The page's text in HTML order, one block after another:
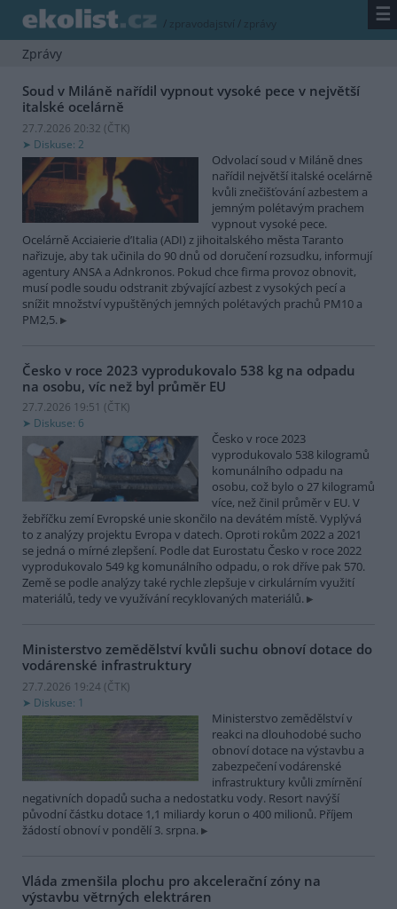
/ zpravodajství / zprávy ☰
Zprávy
Soud v Miláně nařídil vypnout vysoké pece v největší
italské ocelárně
27.7.2026 20:32 (ČTK)
Diskuse: 2
Odvolací soud v Miláně dnes
nařídil největší italské ocelárně
kvůli znečišťování azbestem a
jemným polétavým prachem
vypnout vysoké pece.
Ocelárně Acciaierie d’Italia (ADI) z jihoitalského města Taranto
nařizuje, aby tak učinila do 90 dnů od doručení rozsudku, informují
agentury ANSA a Adnkronos. Pokud chce firma provoz obnovit,
musí podle soudu odstranit zbývající azbest z vysokých pecí a
snížit množství vypuštěných jemných polétavých prachů PM10 a
PM2,5.
Česko v roce 2023 vyprodukovalo 538 kg na odpadu
na osobu, víc než byl průměr EU
27.7.2026 19:51 (ČTK)
Diskuse: 6
Česko v roce 2023
vyprodukovalo 538 kilogramů
komunálního odpadu na
osobu, což bylo o 27 kilogramů
více, než činil průměr v EU. V
žebříčku zemí Evropské unie skončilo na devátém místě. Vyplývá
to z analýzy projektu Evropa v datech. Oproti rokům 2022 a 2021
se jedná o mírné zlepšení. Podle dat Eurostatu Česko v roce 2022
vyprodukovalo 549 kg komunálního odpadu, o rok dříve pak 570.
Země se podle analýzy také rychle zlepšuje v cirkulárním využití
materiálů, tedy ve využívání recyklovaných materiálů.
Ministerstvo zemědělství kvůli suchu obnoví dotace do
vodárenské infrastruktury
27.7.2026 19:24 (ČTK)
Diskuse: 1
Ministerstvo zemědělství v
reakci na dlouhodobé sucho
obnoví dotace na výstavbu a
zabezpečení vodárenské
infrastruktury kvůli zmírnění
negativních dopadů sucha a nedostatku vody. Resort navýší
původní částku dotace 1,1 miliardy korun o 400 milionů. Příjem
žádostí obnoví v pondělí 3. srpna.
Vláda zmenšila plochu pro akcelerační zóny na
výstavbu větrných elektráren